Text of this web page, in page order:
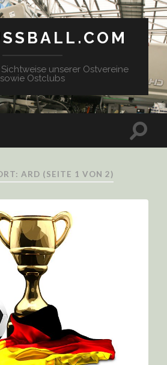
unserer Ostvereine
sowie Ostclubs
ARD (SEITE 1 VON 2)